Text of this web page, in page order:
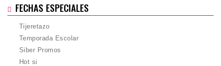
FECHAS ESPECIALES
Tijeretazo
Temporada Escolar
Siber Promos
Hot si